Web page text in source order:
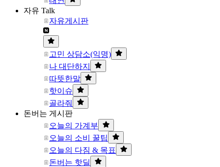
자유 Talk
자유게시판
고민 상담소(익명)
나 대단하지
따뜻한말
핫이슈
골라줘
돈버는 게시판
오늘의 가계부
오늘의 소비 꿀팁
오늘의 다짐 & 목표
돈버는 핫딜